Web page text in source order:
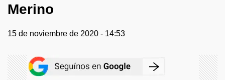
Merino
15 de noviembre de 2020 - 14:53